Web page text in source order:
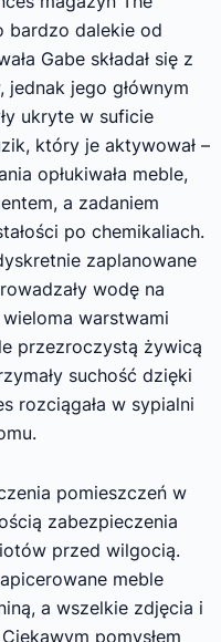
bardzo dalekie od
Gabe składał się z
jego głównym
ukryte w suficie
który je aktywował –
opłukiwała meble,
a zadaniem
po chemikaliach.
zaplanowane
wodę na
warstwami
przezroczystą żywicą
suchość dzięki
rozciągała w sypialni
pomieszczeń w
zabezpieczenia
przed wilgocią.
meble
a wszelkie zdjęcia i
pomysłem